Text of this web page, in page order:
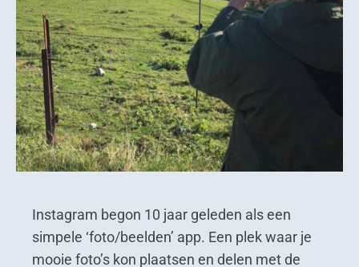
Instagram begon 10 jaar geleden als een
simpele ‘foto/beelden’ app. Een plek waar je
mooie foto’s kon plaatsen en delen met de